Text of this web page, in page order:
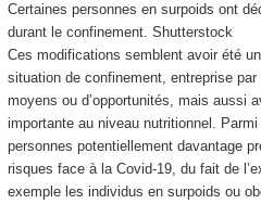
Certaines personnes en surpoids ont
durant le confinement. Shutterstock
Ces modifications semblent avoir été
situation de confinement, entreprise
moyens ou d’opportunités, mais aussi
importante au niveau nutritionnel.
personnes potentiellement davantage
risques face à la Covid-19, du fait de
exemple les individus en surpoids ou